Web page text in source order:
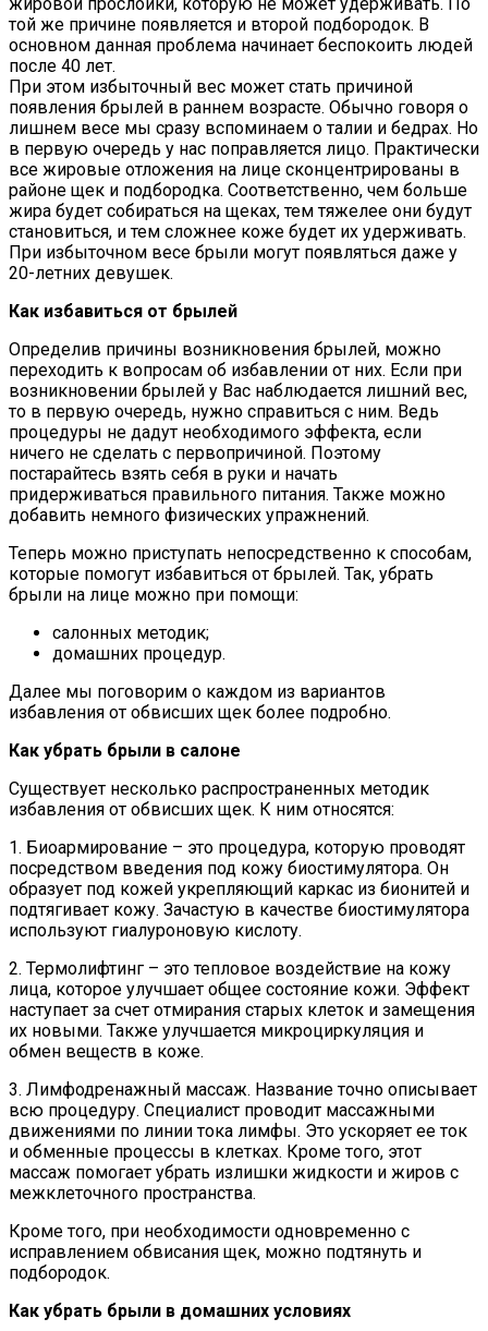
той же причине появляется и второй подбородок. В
основном данная проблема начинает беспокоить людей
после 40 лет.
При этом избыточный вес может стать причиной
появления брылей в раннем возрасте. Обычно говоря о
лишнем весе мы сразу вспоминаем о талии и бедрах. Но
в первую очередь у нас поправляется лицо. Практически
все жировые отложения на лице сконцентрированы в
районе щек и подбородка. Соответственно, чем больше
жира будет собираться на щеках, тем тяжелее они будут
становиться, и тем сложнее коже будет их удерживать.
При избыточном весе брыли могут появляться даже у
20-летних девушек.
Как избавиться от брылей
Определив причины возникновения брылей, можно
переходить к вопросам об избавлении от них. Если при
возникновении брылей у Вас наблюдается лишний вес,
то в первую очередь, нужно справиться с ним. Ведь
процедуры не дадут необходимого эффекта, если
ничего не сделать с первопричиной. Поэтому
постарайтесь взять себя в руки и начать
придерживаться правильного питания. Также можно
добавить немного физических упражнений.
Теперь можно приступать непосредственно к способам,
которые помогут избавиться от брылей. Так, убрать
брыли на лице можно при помощи:
салонных методик;
домашних процедур.
Далее мы поговорим о каждом из вариантов
избавления от обвисших щек более подробно.
Как убрать брыли в салоне
Существует несколько распространенных методик
избавления от обвисших щек. К ним относятся:
1. Биоармирование – это процедура, которую проводят
посредством введения под кожу биостимулятора. Он
образует под кожей укрепляющий каркас из бионитей и
подтягивает кожу. Зачастую в качестве биостимулятора
используют гиалуроновую кислоту.
2. Термолифтинг – это тепловое воздействие на кожу
лица, которое улучшает общее состояние кожи. Эффект
наступает за счет отмирания старых клеток и замещения
их новыми. Также улучшается микроциркуляция и
обмен веществ в коже.
3. Лимфодренажный массаж. Название точно описывает
всю процедуру. Специалист проводит массажными
движениями по линии тока лимфы. Это ускоряет ее ток
и обменные процессы в клетках. Кроме того, этот
массаж помогает убрать излишки жидкости и жиров с
межклеточного пространства.
Кроме того, при необходимости одновременно с
исправлением обвисания щек, можно подтянуть и
подбородок.
Как убрать брыли в домашних условиях